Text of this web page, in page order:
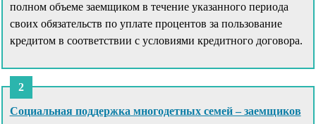
полном объеме заемщиком в течение указанного периода
своих обязательств по уплате процентов за пользование
кредитом в соответствии с условиями кредитного договора.
Социальная поддержка многодетных семей – заемщиков